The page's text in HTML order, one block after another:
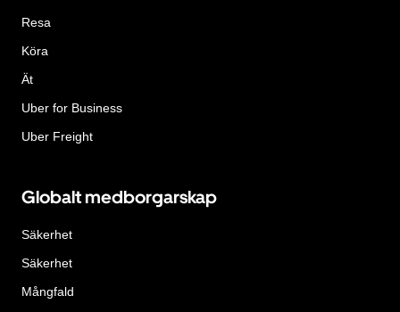
Resa
Köra
Ät
Uber for Business
Uber Freight
Globalt medborgarskap
Säkerhet
Säkerhet
Mångfald